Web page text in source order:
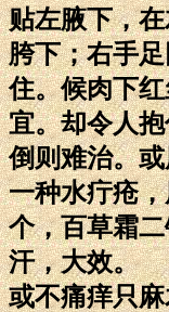
贴左腋下，
胯下；右手
住。候肉下
宜。却令人
倒则难治。
一种水疔疮
个，百草霜
汗，大效。
或不痛痒只